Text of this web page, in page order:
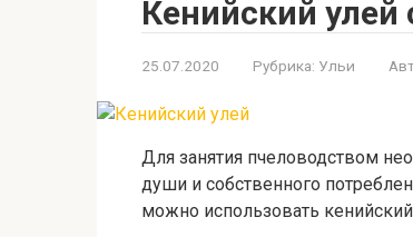
Кенийский
25.07.2020 Рубрика: Ульи
Для занятия пчеловодством
души и собственного
можно использовать